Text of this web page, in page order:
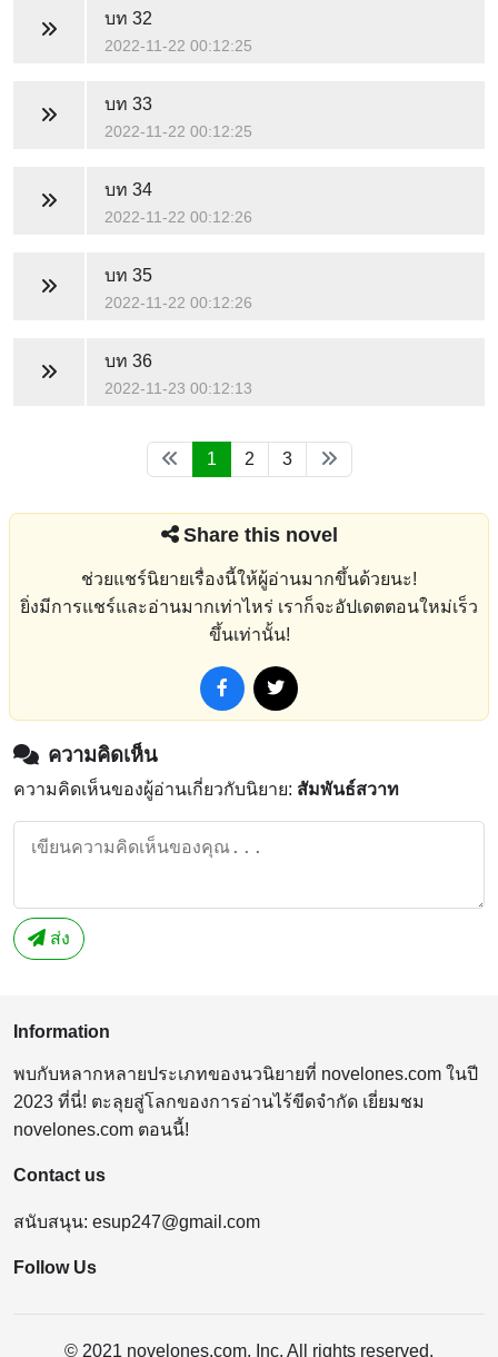
บท 32
2022-11-22 00:12:25
บท 33
2022-11-22 00:12:25
บท 34
2022-11-22 00:12:26
บท 35
2022-11-22 00:12:26
บท 36
2022-11-23 00:12:13
1 2 3
Share this novel
ช่วยแชร์นิยายเรื่องนี้ให้ผู้อ่านมากขึ้นด้วยนะ!
ยิ่งมีการแชร์และอ่านมากเท่าไหร่ เราก็จะอัปเดตตอนใหม่เร็ว
ขึ้นเท่านั้น!
ความคิดเห็น
ความคิดเห็นของผู้อ่านเกี่ยวกับนิยาย: สัมพันธ์สวาท
ส่ง
Information
พบกับหลากหลายประเภทของนวนิยายที่ novelones.com ในปี
2023 ที่นี่! ตะลุยสู่โลกของการอ่านไร้ขีดจำกัด เยี่ยมชม
novelones.com ตอนนี้!
Contact us
สนับสนุน: esup247@gmail.com
Follow Us
© 2021 novelones.com, Inc. All rights reserved.